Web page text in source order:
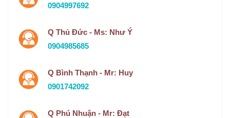
0904997692
Q Thủ Đức - Ms: Như Ý
0904985685
Q Bình Thạnh - Mr: Huy
0901742092
Q Phú Nhuận - Mr: Đạt